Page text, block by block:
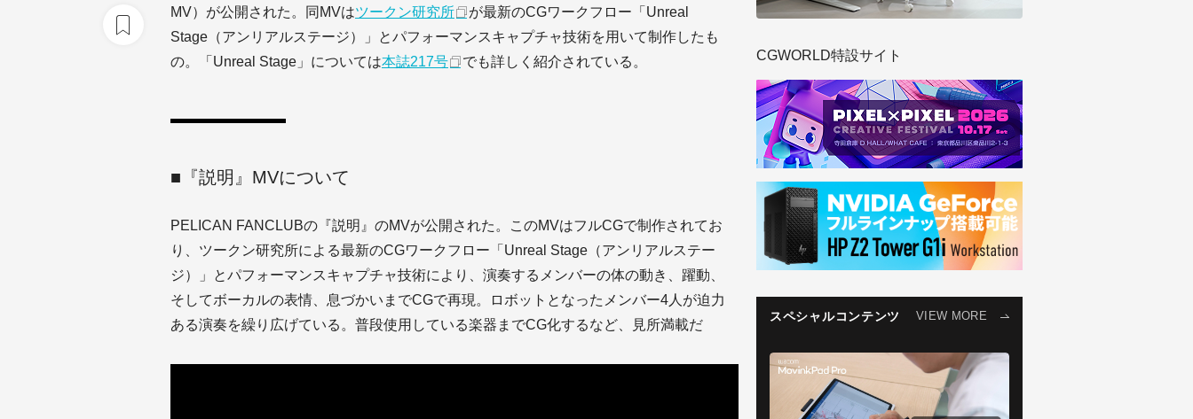
MV）が公開された。同MVはツークン研究所
が最新のCGワークフロー「Unreal
Stage（アンリアルステージ）」とパフォーマンスキャプチャ技術を用いて制作したも
の。「Unreal Stage」については本誌217号 でも詳しく紹介されている。
■『説明』MVについて
PELICAN FANCLUBの『説明』のMVが公開された。このMVはフルCGで制作されてお
り、ツークン研究所による最新のCGワークフロー「Unreal Stage（アンリアルステー
ジ）」とパフォーマンスキャプチャ技術により、演奏するメンバーの体の動き、躍動、
そしてボーカルの表情、息づかいまでCGで再現。ロボットとなったメンバー4人が迫力
ある演奏を繰り広げている。普段使用している楽器までCG化するなど、見所満載だ
CGWORLD特設サイト
スペシャルコンテンツ VIEW MORE